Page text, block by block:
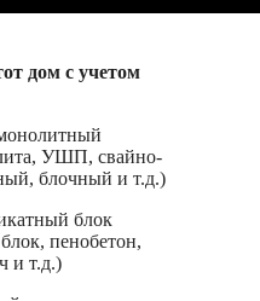
дом с учетом
УШП, свайно-
блочный и т.д.)
блок
пенобетон,
и т.д.)